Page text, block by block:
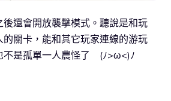
後還會開放襲擊模式。聽說是和玩
的關卡，能和其它玩家連線的游玩
不是孤單一人農怪了 (ﾉ>ω<)ﾉ